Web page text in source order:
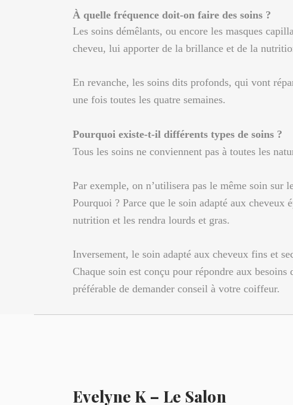
À quelle fréquence doit-on faire des soins ?
Les soins démêlants, ou encore les masques
cheveu, lui apporter de la brillance et de la
En revanche, les soins dits profonds, qui vont
une fois toutes les quatre semaines.
Pourquoi existe-t-il différents types de soins ?
Tous les soins ne conviennent pas à toutes les
Par exemple, on n’utilisera pas le même soin sur
Pourquoi ? Parce que le soin adapté aux cheveux
nutrition et les rendra lourds et gras.
Inversement, le soin adapté aux cheveux fins et
Chaque soin est conçu pour répondre aux
préférable de demander conseil à votre coiffeur.
Evelyne K – Le Salon